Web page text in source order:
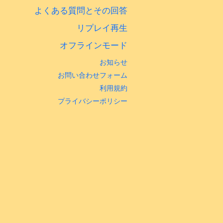
よくある質問とその回答
リプレイ再生
オフラインモード
お知らせ
お問い合わせフォーム
利用規約
プライバシーポリシー